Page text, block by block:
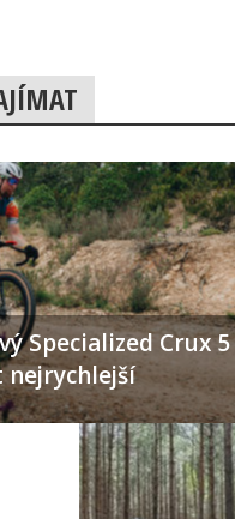
Specialized Crux 5
nejrychlejší